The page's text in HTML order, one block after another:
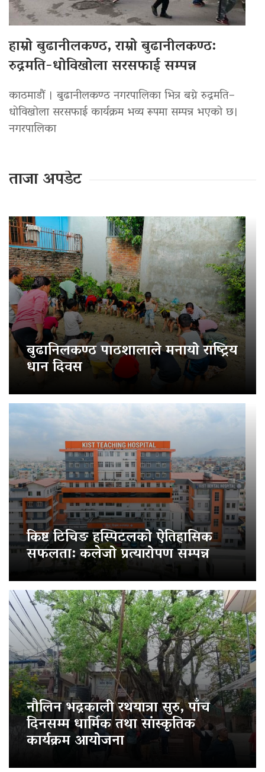
हाम्रो बुढानीलकण्ठ, राम्रो बुढानीलकण्ठ:
रुद्रमति-धोविखोला सरसफाई सम्पन्न
काठमाडौं । बुढानीलकण्ठ नगरपालिका भित्र बग्ने रुद्रमति–
धोविखोला सरसफाई कार्यक्रम भव्य रूपमा सम्पन्न भएको छ।
नगरपालिका
ताजा अपडेट
बुढानिलकण्ठ पाठशालाले मनायो राष्ट्रिय
धान दिवस
किष्ट टिचिङ हस्पिटलको ऐतिहासिक
सफलता: कलेजो प्रत्यारोपण सम्पन्न
नौलिन भद्रकाली रथयात्रा सुरु, पाँच
दिनसम्म धार्मिक तथा सांस्कृतिक
कार्यक्रम आयोजना